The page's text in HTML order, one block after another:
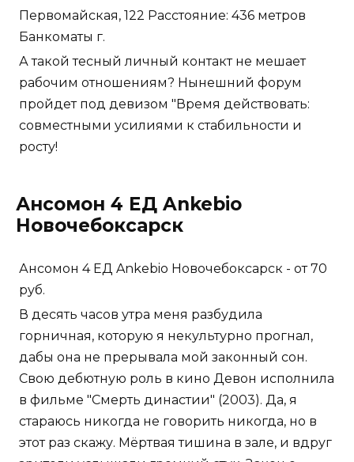
Первомайская, 122 Расстояние: 436 метров
Банкоматы г.
А такой тесный личный контакт не мешает
рабочим отношениям? Нынешний форум
пройдет под девизом "Время действовать:
совместными усилиями к стабильности и
росту!
Ансомон 4 ЕД Ankebio
Новочебоксарск
Ансомон 4 ЕД Ankebio Новочебоксарск - от 70
руб.
В десять часов утра меня разбудила
горничная, которую я некультурно прогнал,
дабы она не прерывала мой законный сон.
Свою дебютную роль в кино Девон исполнила
в фильме "Смерть династии" (2003). Да, я
стараюсь никогда не говорить никогда, но в
этот раз скажу. Мёртвая тишина в зале, и вдруг